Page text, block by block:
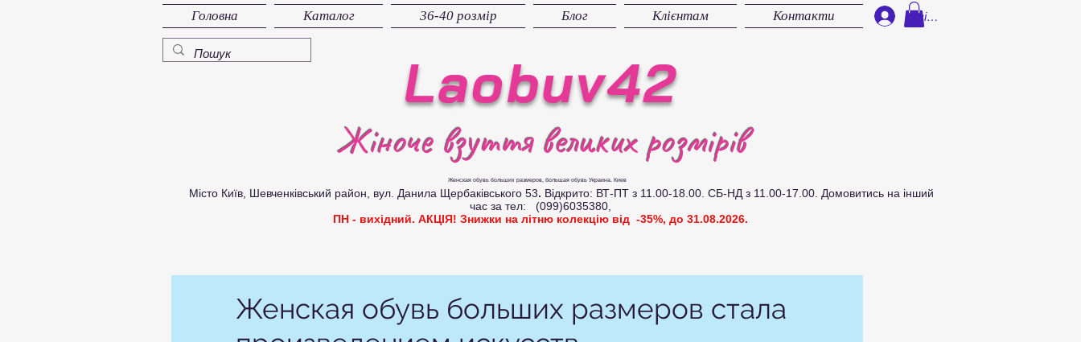
Головна Каталог 36-40 розмір Блог Клієнтам Контакти Увійти
Laobuv42
Жіноче взуття великих розмірів
Женская обувь больших размеров, большая обувь Украина. Киев
Місто Київ, Шевченківський район, вул. Данила Щербаківського 53. Відкрито: ВТ-ПТ з 11.00-18.00. СБ-НД з 11.00-17.00. Домовитись на інший
час за тел: (099)6035380,
ПН - вихідний. АКЦІЯ! Знижки на літню колекцію від -35%, до 31.08.2026.
Женская обувь больших размеров стала